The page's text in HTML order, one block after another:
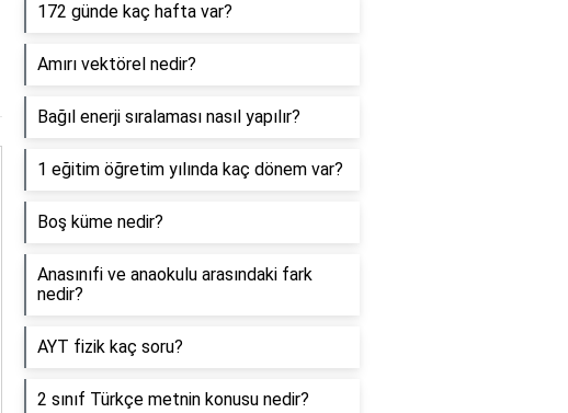
172 günde kaç hafta var?
Amırı vektörel nedir?
Bağıl enerji sıralaması nasıl yapılır?
1 eğitim öğretim yılında kaç dönem var?
Boş küme nedir?
Anasınıfi ve anaokulu arasındaki fark
nedir?
AYT fizik kaç soru?
2 sınıf Türkçe metnin konusu nedir?